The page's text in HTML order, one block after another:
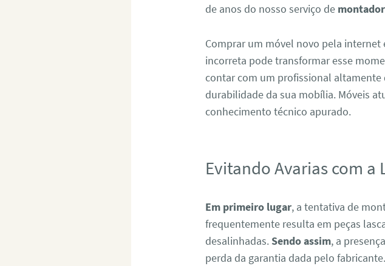
de anos do nosso serviço de
Comprar um móvel novo pela
incorreta pode transformar esse
contar com um profissional
durabilidade da sua mobília. Móveis
conhecimento técnico apurado.
Evitando Avarias com a
Em primeiro lugar, a tentativa de
frequentemente resulta em peças
desalinhadas. Sendo assim, a
perda da garantia dada pelo fabricante.